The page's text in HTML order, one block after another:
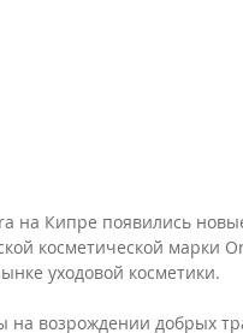
на Кипре появились
косметической марки
уходовой косметики.
на возрождении добрых